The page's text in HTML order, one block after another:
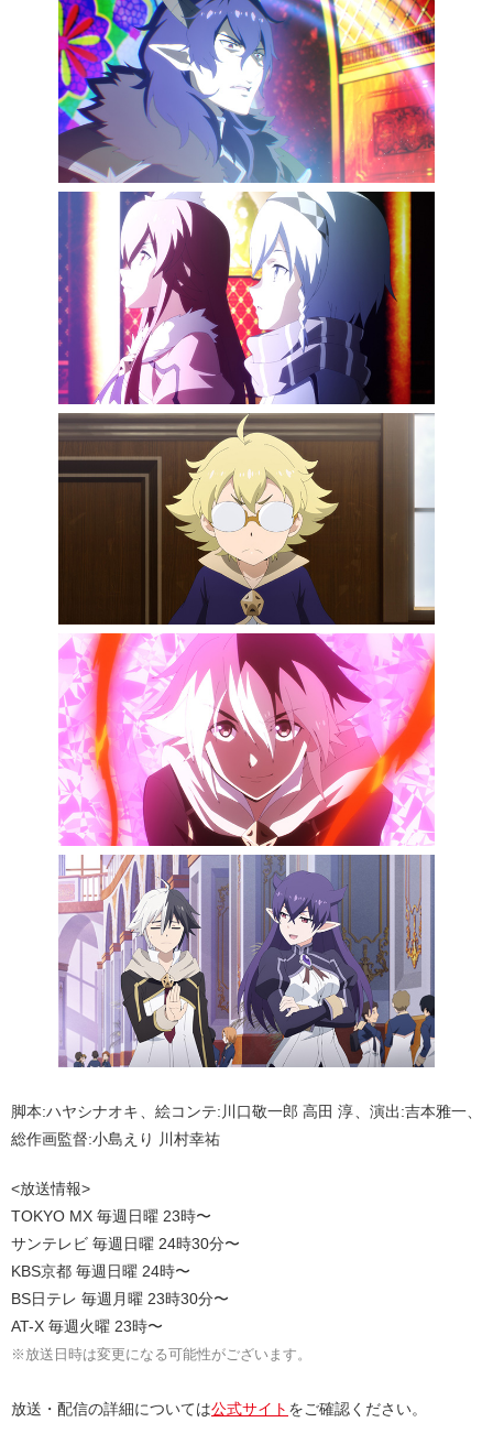
脚本:ハヤシナオキ、絵コンテ:川口敬一郎 高田 淳、演出:吉本雅一、
総作画監督:小島えり 川村幸祐
<放送情報>
TOKYO MX 毎週日曜 23時〜
サンテレビ 毎週日曜 24時30分〜
KBS京都 毎週日曜 24時〜
BS日テレ 毎週月曜 23時30分〜
AT-X 毎週火曜 23時〜
※放送日時は変更になる可能性がございます。
放送・配信の詳細については公式サイト をご確認ください。